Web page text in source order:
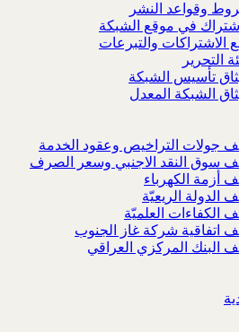
وقواعد النشر
في موقع الشبكة
الاشتراكات والتبرعات
التحرير
تأسيس الشبكة
الشبكة المعدل
جولات التراخيص وعقود الخدمة
سوق النقد الاجنبي وسعر الصرف
أزمة الكهرباء
الدولة الريعيّة
الكفاءات العلميّة
اتفاقية شركة غاز الجنوب
البنك المركزي العراقي